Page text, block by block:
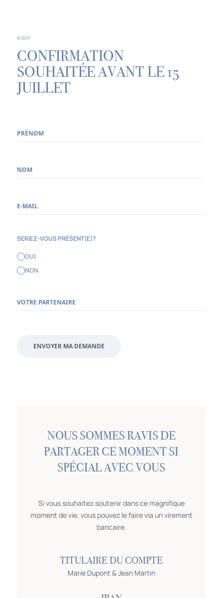
RSVP
CONFIRMATION
SOUHAITÉE AVANT LE 15
JUILLET
PRÉNOM
NOM
E-MAIL
SERIEZ-VOUS PRÉSENT(E)?
OUI
NON
VOTRE PARTENAIRE
ENVOYER MA DEMANDE
NOUS SOMMES RAVIS DE
PARTAGER CE MOMENT SI
SPÉCIAL AVEC VOUS
Si vous souhaitez soutenir dans ce magnifique
moment de vie, vous pouvez le faire via un virement
bancaire.
TITULAIRE DU COMPTE
Marie Dupont & Jean Martin